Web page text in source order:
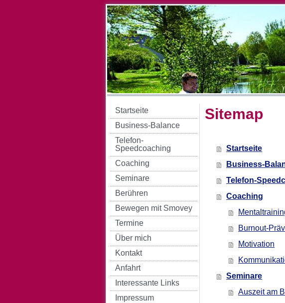
Startseite
Business-Balance
Telefon-
Speedcoaching
Coaching
Seminare
Berühren
Bewegen mit Smovey
Termine
Über mich
Kontakt
Anfahrt
Interessante Links
Impressum
Sitemap
Startseite
Business-
Telefon-
Coaching
Burnout-
Motivation
Seminare
Auszeit am